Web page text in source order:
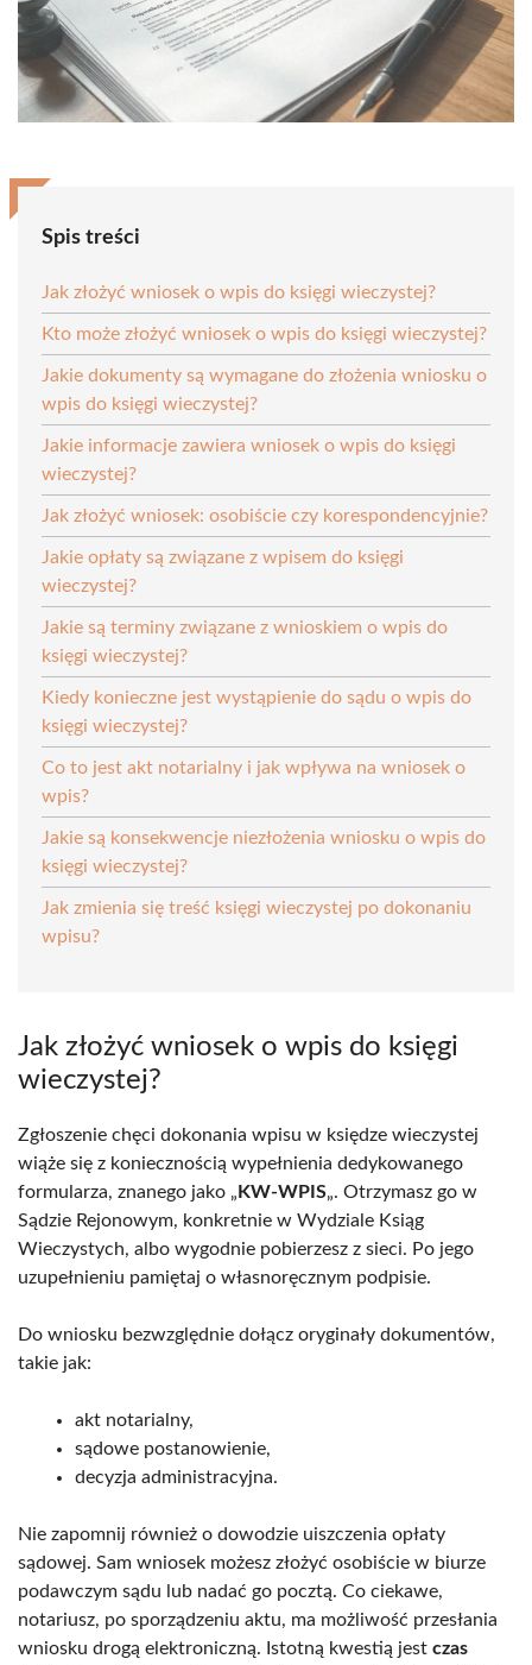
Spis treści
Jak złożyć wniosek o wpis do księgi wieczystej?
Kto może złożyć wniosek o wpis do księgi wieczystej?
Jakie dokumenty są wymagane do złożenia wniosku o
wpis do księgi wieczystej?
Jakie informacje zawiera wniosek o wpis do księgi
wieczystej?
Jak złożyć wniosek: osobiście czy korespondencyjnie?
Jakie opłaty są związane z wpisem do księgi
wieczystej?
Jakie są terminy związane z wnioskiem o wpis do
księgi wieczystej?
Kiedy konieczne jest wystąpienie do sądu o wpis do
księgi wieczystej?
Co to jest akt notarialny i jak wpływa na wniosek o
wpis?
Jakie są konsekwencje niezłożenia wniosku o wpis do
księgi wieczystej?
Jak zmienia się treść księgi wieczystej po dokonaniu
wpisu?
Jak złożyć wniosek o wpis do księgi
wieczystej?
Zgłoszenie chęci dokonania wpisu w księdze wieczystej
wiąże się z koniecznością wypełnienia dedykowanego
formularza, znanego jako „ KW-WPIS„. Otrzymasz go w
Sądzie Rejonowym, konkretnie w Wydziale Ksiąg
Wieczystych, albo wygodnie pobierzesz z sieci. Po jego
uzupełnieniu pamiętaj o własnoręcznym podpisie.
Do wniosku bezwzględnie dołącz oryginały dokumentów,
takie jak:
akt notarialny,
sądowe postanowienie,
decyzja administracyjna.
Nie zapomnij również o dowodzie uiszczenia opłaty
sądowej. Sam wniosek możesz złożyć osobiście w biurze
podawczym sądu lub nadać go pocztą. Co ciekawe,
notariusz, po sporządzeniu aktu, ma możliwość przesłania
wniosku drogą elektroniczną. Istotną kwestią jest czas